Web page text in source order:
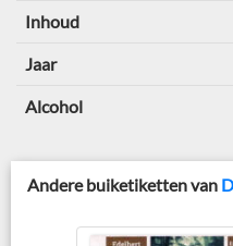
Inhoud
Jaar
Alcohol
Andere buiketiketten van